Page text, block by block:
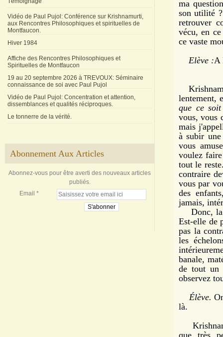
Vidéo de Paul Pujol: Conférence sur Krishnamurti,
aux Rencontres Philosophiques et spirituelles de
Montfaucon.
Hiver 1984
Affiche des Rencontres Philosophiques et
Spirituelles de Montfaucon
19 au 20 septembre 2026 à TREVOUX: Séminaire
connaissance de soi avec Paul Pujol
Vidéo de Paul Pujol: Concentration et attention,
dissemblances et qualités réciproques.
Le tonnerre de la vérité.
Abonnement Aux Articles
Abonnez-vous pour être averti des nouveaux articles
publiés.
Email
ma
son utilité
retrouver
vécu, en
ce vaste
Elève :A
lentement,
que ce
vous, vous
mais
à subir
vous
voulez
tout le
contraire
vous par
des
jamais,
Donc, la
Est-elle de
pas la
les
banale,
de tout un
observez
Élève.
là.
que très